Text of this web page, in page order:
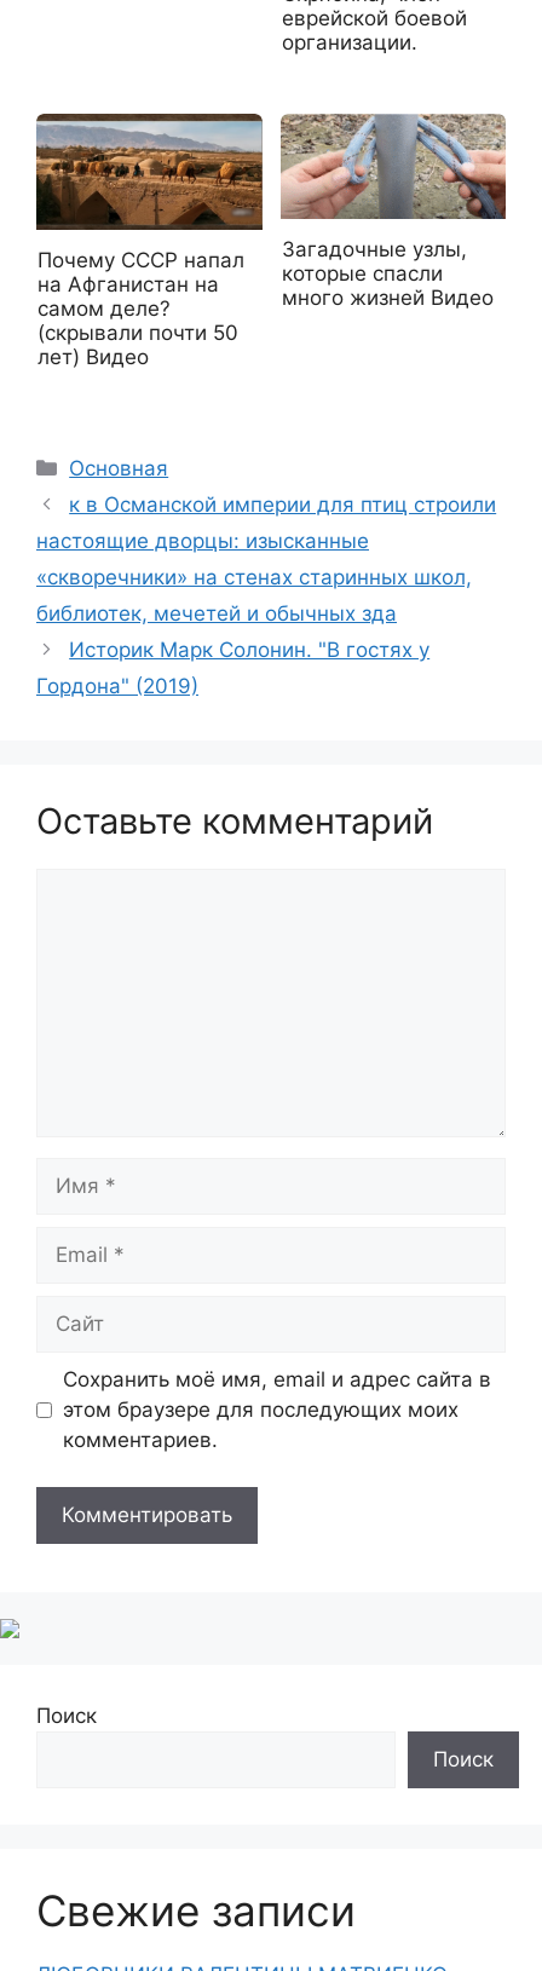
еврейской боевой
организации.
Почему СССР напал
на Афганистан на
самом деле?
(скрывали почти 50
лет) Видео
Загадочные узлы,
которые спасли
много жизней Видео
Рубрики
Основная
к в Османской империи для птиц строили
настоящие дворцы: изысканные
«скворечники» на стенах старинных школ,
библиотек, мечетей и обычных зда
Историк Марк Солонин. "В гостях у
Гордона" (2019)
Оставьте комментарий
Имя
Email
Сайт
Сохранить моё имя, email и адрес сайта в
этом браузере для последующих моих
комментариев.
Поиск
Поиск
Свежие записи